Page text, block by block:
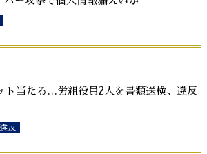
ト当たる…労組役員2人を書類送検、違反
反